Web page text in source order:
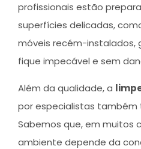
profissionais estão
superfícies delicadas,
móveis recém-instalados,
fique impecável e sem
Além da qualidade, a
por especialistas também
Sabemos que, em muitos
ambiente depende da